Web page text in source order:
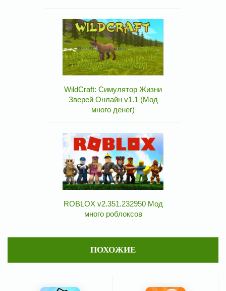
WildCraft: Симулятор Жизни
Зверей Онлайн v1.1 (Мод
много денег)
ROBLOX v2.351.232950 Мод
много роблоксов
ПОХОЖИЕ